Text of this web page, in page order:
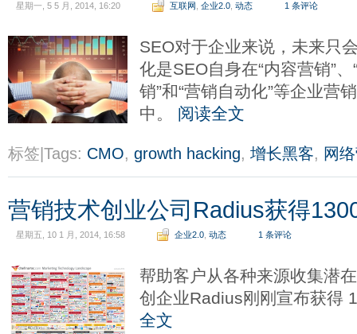
星期一, 5 5 月, 2014, 16:20 互联网 企业2.0 动态 1 条评论
SEO对于企业来说，未来只
化是SEO自身在“内容营销”
销”和“营销自动化”等企业营
中。 阅读全文
标签|Tags: CMO, growth hacking, 增长黑客, 网
营销技术创业公司Radius获得
星期五, 10 1 月, 2014, 16:58 企业2.0 动态 1 条评论
帮助客户从各种来源收集潜
创企业Radius刚刚宣布获得
全文